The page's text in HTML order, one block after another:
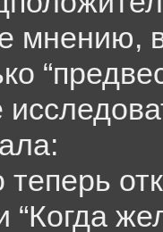
мнению,
“Когда